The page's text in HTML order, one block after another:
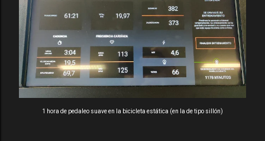
1 hora de pedaleo suave en la bicicleta estática (en la de tipo sillón)